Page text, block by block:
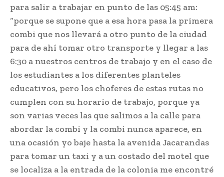
para salir a trabajar en punto de las 05:45 am:
“porque se supone que a esa hora pasa la primera
combi que nos llevará a otro punto de la ciudad
para de ahí tomar otro transporte y llegar a las
6:30 a nuestros centros de trabajo y en el caso de
los estudiantes a los diferentes planteles
educativos, pero los choferes de estas rutas no
cumplen con su horario de trabajo, porque ya
son varias veces las que salimos a la calle para
abordar la combi y la combi nunca aparece, en
una ocasión yo baje hasta la avenida Jacarandas
para tomar un taxi y a un costado del motel que
se localiza a la entrada de la colonia me encontré